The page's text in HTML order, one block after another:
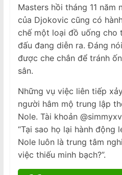
Masters hồi tháng 11 năm
của Djokovic cũng có
chế một loại đồ uống cho
đấu đang diễn ra. Đáng
được che chắn để tránh
sân.
Những vụ việc liên tiếp
người hâm mộ trung lập
Nole. Tài khoản
“Tại sao họ lại hành động
Nole luôn là trung tâm
việc thiếu minh bạch?”.